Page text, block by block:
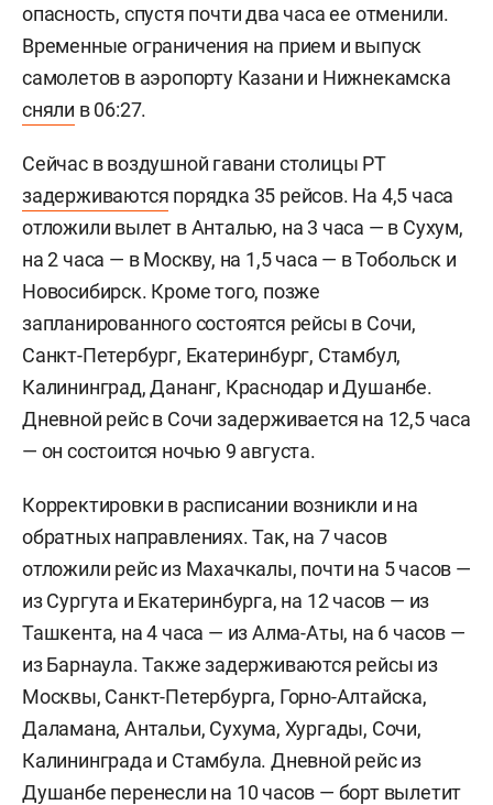
опасность, спустя почти два часа ее отменили.
Временные ограничения на прием и выпуск
самолетов в аэропорту Казани и Нижнекамска
сняли в 06:27.
Сейчас в воздушной гавани столицы РТ
задерживаются порядка 35 рейсов. На 4,5 часа
отложили вылет в Анталью, на 3 часа — в Сухум,
на 2 часа — в Москву, на 1,5 часа — в Тобольск и
Новосибирск. Кроме того, позже
запланированного состоятся рейсы в Сочи,
Санкт-Петербург, Екатеринбург, Стамбул,
Калининград, Дананг, Краснодар и Душанбе.
Дневной рейс в Сочи задерживается на 12,5 часа
— он состоится ночью 9 августа.
Корректировки в расписании возникли и на
обратных направлениях. Так, на 7 часов
отложили рейс из Махачкалы, почти на 5 часов —
из Сургута и Екатеринбурга, на 12 часов — из
Ташкента, на 4 часа — из Алма-Аты, на 6 часов —
из Барнаула. Также задерживаются рейсы из
Москвы, Санкт-Петербурга, Горно-Алтайска,
Даламана, Антальи, Сухума, Хургады, Сочи,
Калининграда и Стамбула. Дневной рейс из
Душанбе перенесли на 10 часов — борт вылетит